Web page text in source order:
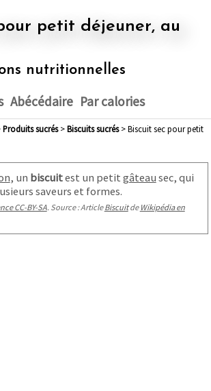
nutritionnelles
Abécédaire Par calories
produits sucrés> biscuits sucrés> Biscuit sec pour petit
, un biscuitest un petit gâteau sec, qui
saveurs et formes.
CC-BY-SA. Source : ArticleBiscuitde Wikipédia en